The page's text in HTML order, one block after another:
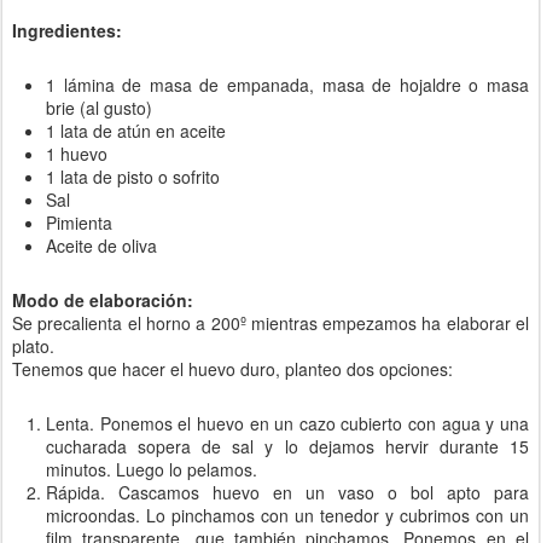
Ingredientes:
1 lámina de masa de empanada, masa de hojaldre o masa
brie (al gusto)
1 lata de atún en aceite
1 huevo
1 lata de pisto o sofrito
Sal
Pimienta
Aceite de oliva
Modo de elaboración:
Se precalienta el horno a 200º mientras empezamos ha elaborar el
plato.
Tenemos que hacer el huevo duro, planteo dos opciones:
Lenta. Ponemos el huevo en un cazo cubierto con agua y una
cucharada sopera de sal y lo dejamos hervir durante 15
minutos. Luego lo pelamos.
Rápida. Cascamos huevo en un vaso o bol apto para
microondas. Lo pinchamos con un tenedor y cubrimos con un
film transparente, que también pinchamos. Ponemos en el